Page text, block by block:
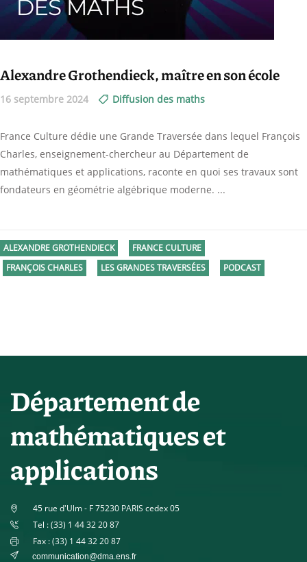
Alexandre Grothendieck, maître en son école
16 septembre 2024 Diffusion des maths
France Culture dédie une Grande Traversée dans lequel François
Charles, enseignement-chercheur au Département de
mathématiques et applications, raconte en quoi ses travaux sont
fondateurs en géométrie algébrique moderne.
ALEXANDRE GROTHENDIECK
FRANCE CULTURE
FRANÇOIS CHARLES
LES GRANDES TRAVERSÉES PODCAST
Département de
mathématiques et
applications
45 rue d'Ulm - F 75230 PARIS cedex 05
Tel : (33) 1 44 32 20 87
Fax : (33) 1 44 32 20 87
communication@dma.ens.fr